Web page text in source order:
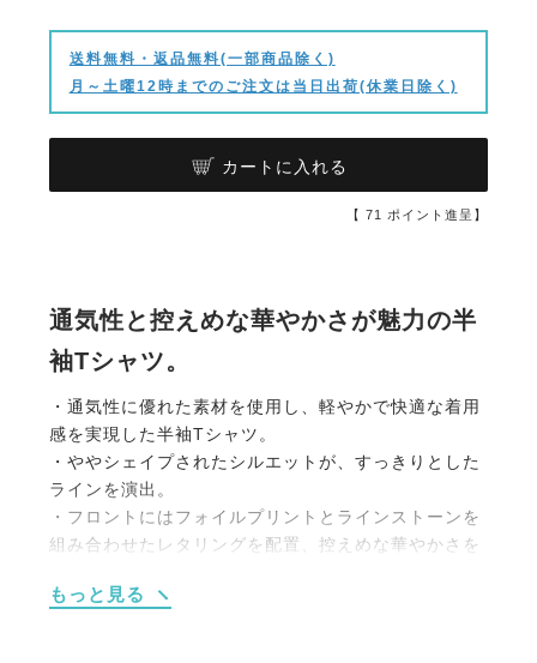
送料無料・返品無料(一部商品除く)
月～土曜12時までのご注文は当日出荷(休業日除く)
カートに入れる
【 71 ポイント進呈】
通気性と控えめな華やかさが魅力の半
袖Tシャツ。
・通気性に優れた素材を使用し、軽やかで快適な着用
感を実現した半袖Tシャツ。
・ややシェイプされたシルエットが、すっきりとした
ラインを演出。
・フロントにはフォイルプリントとラインストーンを
組み合わせたレタリングを配置、控えめな華やかさを
・袖口にはロゴプリントをあしらい、シンプルな中に
もっと見る